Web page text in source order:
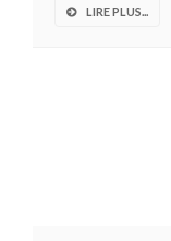
LIRE PLUS...